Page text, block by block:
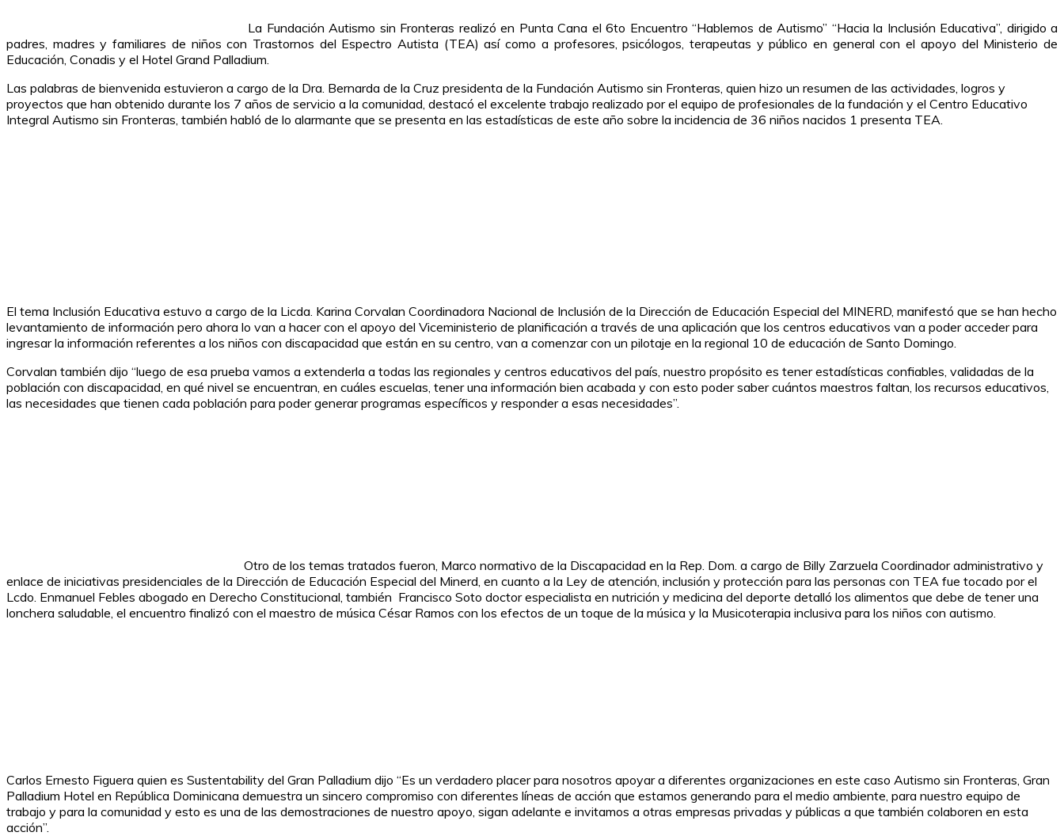
La Fundación Autismo sin Fronteras realizó en Punta Cana el 6to Encuentro “Hablemos de Autismo” “Hacia la Inclusión Educativa”, dirigido a
padres, madres y familiares de niños con Trastornos del Espectro Autista (TEA) así como a profesores, psicólogos, terapeutas y público en general con el apoyo del Ministerio de
Educación, Conadis y el Hotel Grand Palladium.
Las palabras de bienvenida estuvieron a cargo de la Dra. Bernarda de la Cruz presidenta de la Fundación Autismo sin Fronteras, quien hizo un resumen de las actividades, logros y
proyectos que han obtenido durante los 7 años de servicio a la comunidad, destacó el excelente trabajo realizado por el equipo de profesionales de la fundación y el Centro Educativo
Integral Autismo sin Fronteras, también habló de lo alarmante que se presenta en las estadísticas de este año sobre la incidencia de 36 niños nacidos 1 presenta TEA.
El tema Inclusión Educativa estuvo a cargo de la Licda. Karina Corvalan Coordinadora Nacional de Inclusión de la Dirección de Educación Especial del MINERD, manifestó que se han hecho
levantamiento de información pero ahora lo van a hacer con el apoyo del Viceministerio de planificación a través de una aplicación que los centros educativos van a poder acceder para
ingresar la información referentes a los niños con discapacidad que están en su centro, van a comenzar con un pilotaje en la regional 10 de educación de Santo Domingo.
Corvalan también dijo “luego de esa prueba vamos a extenderla a todas las regionales y centros educativos del país, nuestro propósito es tener estadísticas confiables, validadas de la
población con discapacidad, en qué nivel se encuentran, en cuáles escuelas, tener una información bien acabada y con esto poder saber cuántos maestros faltan, los recursos educativos,
las necesidades que tienen cada población para poder generar programas específicos y responder a esas necesidades”.
Otro de los temas tratados fueron, Marco normativo de la Discapacidad en la Rep. Dom. a cargo de Billy Zarzuela Coordinador administrativo y
enlace de iniciativas presidenciales de la Dirección de Educación Especial del Minerd, en cuanto a la Ley de atención, inclusión y protección para las personas con TEA fue tocado por el
Lcdo. Enmanuel Febles abogado en Derecho Constitucional, también Francisco Soto doctor especialista en nutrición y medicina del deporte detalló los alimentos que debe de tener una
lonchera saludable, el encuentro finalizó con el maestro de música César Ramos con los efectos de un toque de la música y la Musicoterapia inclusiva para los niños con autismo.
Carlos Ernesto Figuera quien es Sustentability del Gran Palladium dijo “Es un verdadero placer para nosotros apoyar a diferentes organizaciones en este caso Autismo sin Fronteras, Gran
Palladium Hotel en República Dominicana demuestra un sincero compromiso con diferentes líneas de acción que estamos generando para el medio ambiente, para nuestro equipo de
trabajo y para la comunidad y esto es una de las demostraciones de nuestro apoyo, sigan adelante e invitamos a otras empresas privadas y públicas a que también colaboren en esta
acción”.